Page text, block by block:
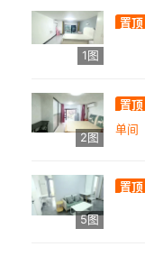
1图
置顶
2图
置顶
单间
5图
置顶